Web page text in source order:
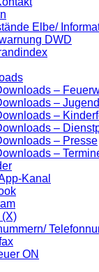
Elbe/
DWD
–
–
–
–
– Presse
–
Kanal
(X)
ON